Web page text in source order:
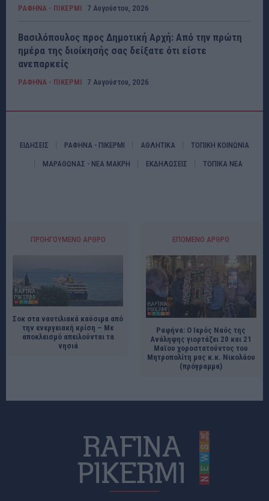
ΡΑΦΗΝΑ - ΠΙΚΕΡΜΙ 7 Αυγούστου, 2026
Βασιλόπουλος προς Δημοτική Αρχή: Από την πρώτη
ημέρα της διοίκησής σας δείξατε ότι είστε
ανεπαρκείς
ΡΑΦΗΝΑ - ΠΙΚΕΡΜΙ 7 Αυγούστου, 2026
ΕΙΔΗΣΕΙΣ ΡΑΦΗΝΑ - ΠΙΚΕΡΜΙ ΑΘΛΗΤΙΚΑ ΤΟΠΙΚΗ ΚΟΙΝΩΝΙΑ
ΜΑΡΑΘΩΝΑΣ - ΝΕΑ ΜΑΚΡΗ ΕΚΔΗΛΩΣΕΙΣ ΤΟΠΙΚΑ ΝΕΑ
ΠΡΟΗΓΟΎΜΕΝΟ ΆΡΘΡΟ
Σοκ στα ναυτιλιακά καύσιμα από
την ενεργειακή κρίση – Με
αποκλεισμό απειλούνται τα
νησιά
ΕΠΌΜΕΝΟ ΆΡΘΡΟ
Ραφήνα: Ο Ιερός Ναός της
Ανάληψης γιορτάζει 20 και 21
Μαϊου χοροστατούντος του
Μητροπολίτη μας κ.κ. Νικολάου
(πρόγραμμα)